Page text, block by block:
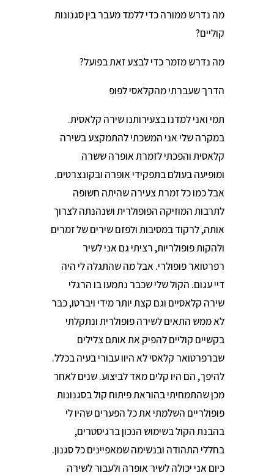
מה נדרש ממורה כדי ללמד מעבר בין סגנונות
קוליים?
מה נדרש מזמר כדי לבצע זאת בפועל?
הדרך שעברתי מהקלאסי לפופ
תמי ואני למדנו בצעירותנו שירה קלאסית.
במקרה שלי אני המשכתי להתמקצע בשירה
קלאסית והפכתי לזמרת אופרה ששרה
ומופיעה בעולם בתפקידי אופרה ובקונצרטים.
אבל כמו כל זמרת צעירה שהיתה חשופה
לתרבות המוזיקה הפופולרית ושנהנתה לצרוך
אותה, לרקוד במסיבות ולפזם שירים של זמרים
ולהקות פופולריות, רציתי גם אני לשיר
רפרטואר פופולרי. אבל מה שהתגלה לי היה
דיי עגום. הקול שלי שכבר נתמעו בו הרגלי
שירה קלאסיים וגם קצת יותר מידי ויברטו, כבר
לא ממש התאים לשירה פופולרית ונתקלתי
בקשיים קוליים להפיק את אותם צלילים
שברפרטואר קלאסי לא היוו עבורי בעיה בכלל.
להיפך, הם היו קלים מאד לביצוע. שנים לאחר
מכן שהתמחיתי בהוראת פיתוח קול בסגנונות
פופולריים השלמתי את כל הפערים שהיו לי
בהבנת הקול בשימוש הנכון ברגיסטרים,
בחללי התהודה ובנשימה שמאפיינים כל סגנון.
כיום אני יכולה לשיר אופרה ולעבור לשירה